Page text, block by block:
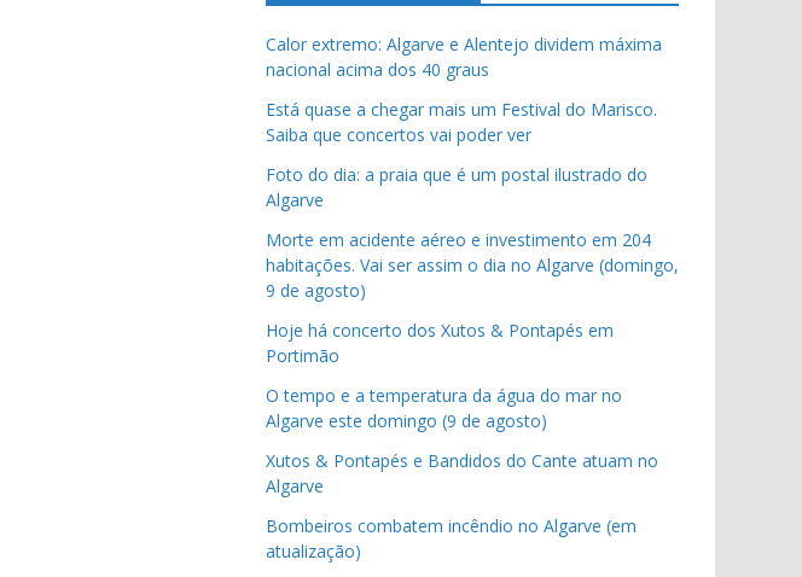
Calor extremo: Algarve e Alentejo dividem máxima
nacional acima dos 40 graus
Está quase a chegar mais um Festival do Marisco.
Saiba que concertos vai poder ver
Foto do dia: a praia que é um postal ilustrado do
Algarve
Morte em acidente aéreo e investimento em 204
habitações. Vai ser assim o dia no Algarve (domingo,
9 de agosto)
Hoje há concerto dos Xutos & Pontapés em
Portimão
O tempo e a temperatura da água do mar no
Algarve este domingo (9 de agosto)
Xutos & Pontapés e Bandidos do Cante atuam no
Algarve
Bombeiros combatem incêndio no Algarve (em
atualização)